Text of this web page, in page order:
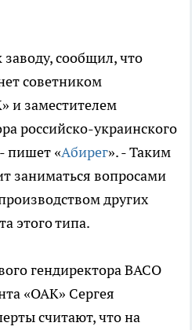
сообщил, что
советником
и заместителем
российско-украинского
пишет «Абирег». - Таким
заниматься вопросами
других
этого типа.
гендиректора ВАСО
«ОАК» Сергея
считают, что на